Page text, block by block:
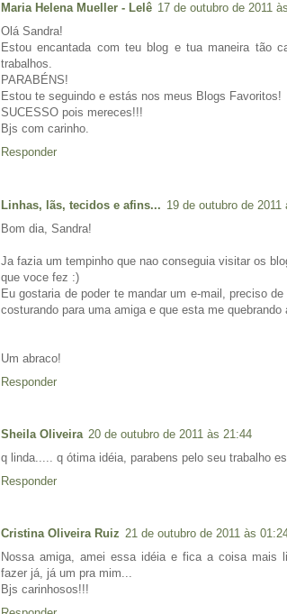
Maria Helena Mueller - Lelê 17 de outubro de 2011
Olá Sandra!
Estou encantada com teu blog e tua maneira tão
trabalhos.
PARABÉNS!
Estou te seguindo e estás nos meus Blogs Favoritos!
SUCESSO pois mereces!!!
Bjs com carinho.
Responder
Linhas, lãs, tecidos e afins... 19 de outubro de 2011
Bom dia, Sandra!
Ja fazia um tempinho que nao conseguia visitar os
que voce fez :)
Eu gostaria de poder te mandar um e-mail, preciso
costurando para uma amiga e que esta me quebrando
Um abraco!
Responder
Sheila Oliveira 20 de outubro de 2011 às 21:44
q linda..... q ótima idéia, parabens pelo seu trabalho
Responder
Cristina Oliveira Ruiz 21 de outubro de 2011 às
Nossa amiga, amei essa idéia e fica a coisa mais
fazer já, já um pra mim...
Bjs carinhosos!!!